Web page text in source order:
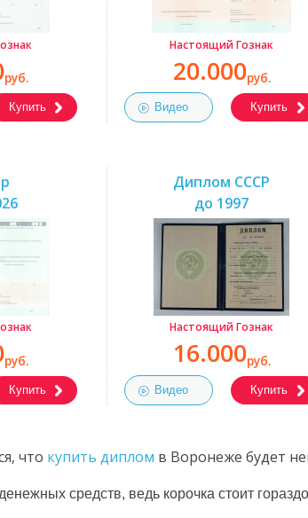
руб.
Купить
Настоящий Гознак
20.000руб.
Видео Купить
руб.
Купить
Диплом СССР
до 1997
Настоящий Гознак
16.000руб.
Видео Купить
что купить диплом в Воронеже будет
денежных средств, ведь корочка стоит